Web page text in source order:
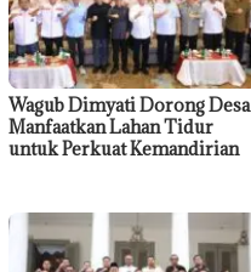
Wagub Dimyati Dorong Desa
Manfaatkan Lahan Tidur
untuk Perkuat Kemandirian